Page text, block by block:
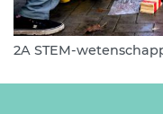
2A STEM-